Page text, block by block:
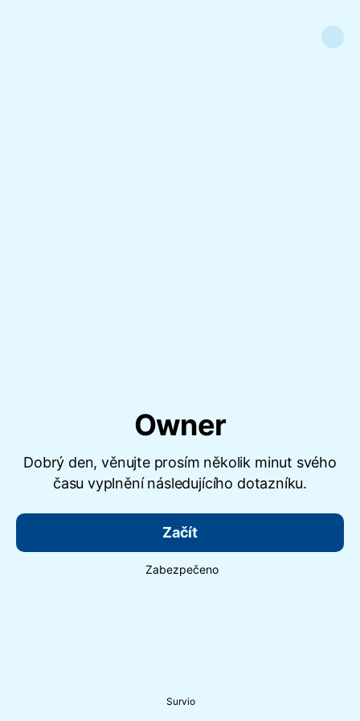
Owner
Dobrý den, věnujte prosím několik minut svého
času vyplnění následujícího dotazníku.
Začít
Zabezpečeno
Survio